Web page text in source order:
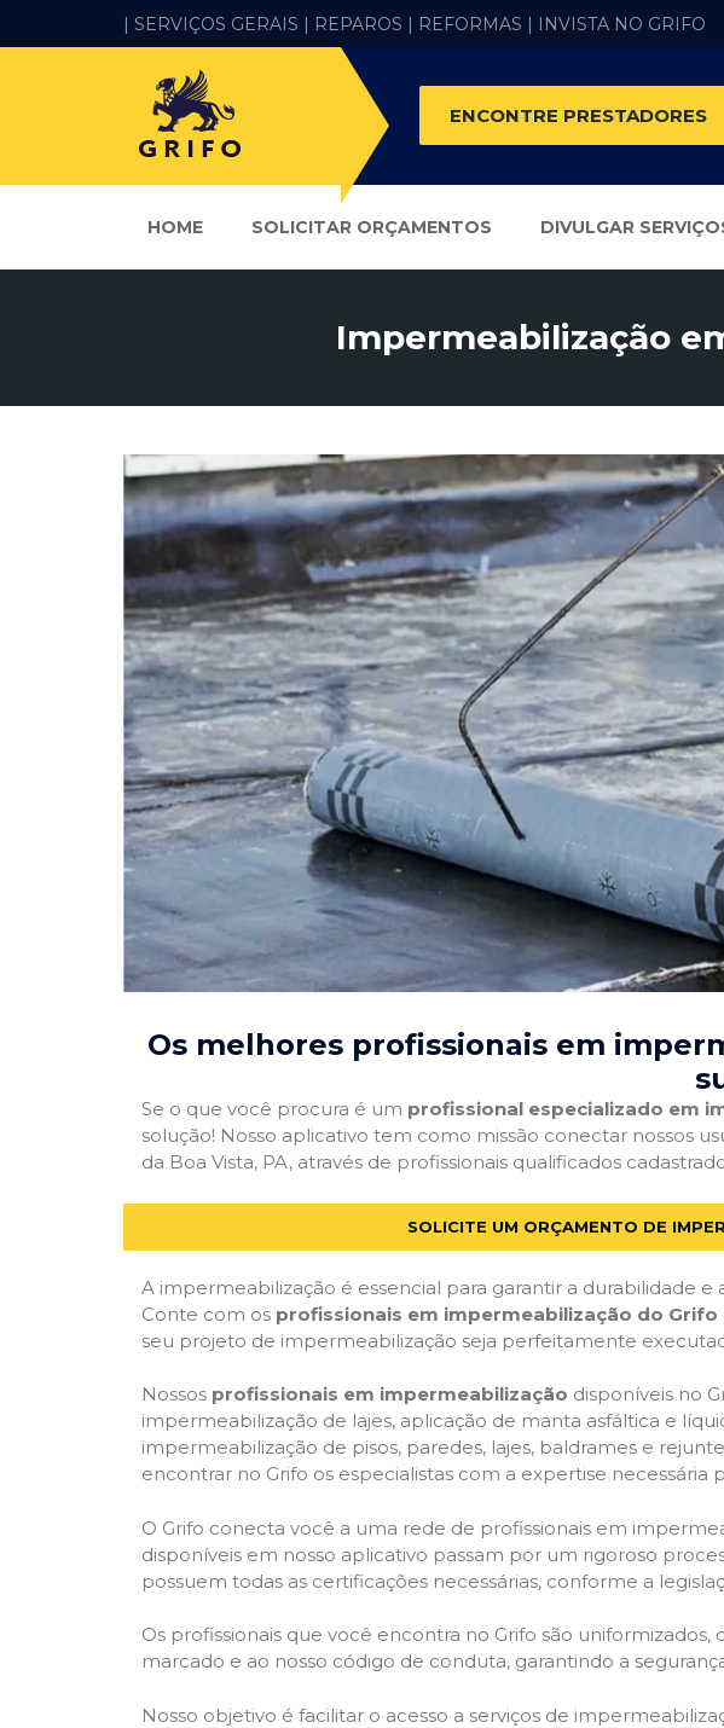
| SERVIÇOS GERAIS | REPAROS | REFORMAS | INVISTA NO GRIFO
ENCONTRE PRESTADORES
HOME SOLICITAR ORÇAMENTOS DIVULGAR
Impermeabilização
Os melhores profissionais em
Se o que você procura é um profissional especializado em
solução! Nosso aplicativo tem como missão conectar nossos
da Boa Vista, PA, através de profissionais qualificados
SOLICITE UM ORÇAMENTO DE
A impermeabilização é essencial para garantir a durabilidade
Conte com os profissionais em impermeabilização do Grifo
seu projeto de impermeabilização seja perfeitamente
Nossos profissionais em impermeabilização disponíveis no
impermeabilização de lajes, aplicação de manta asfáltica e
impermeabilização de pisos, paredes, lajes, baldrames e
encontrar no Grifo os especialistas com a expertise necessária
O Grifo conecta você a uma rede de profissionais em
disponíveis em nosso aplicativo passam por um rigoroso
possuem todas as certificações necessárias, conforme a
Os profissionais que você encontra no Grifo são
marcado e ao nosso código de conduta, garantindo a
Nosso objetivo é facilitar o acesso a serviços de